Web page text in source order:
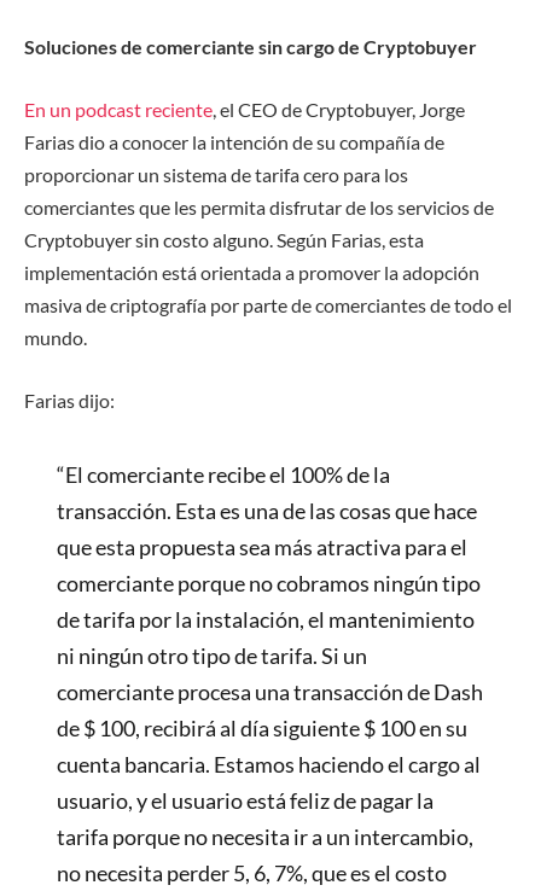
Soluciones de comerciante sin cargo de Cryptobuyer
En un podcast reciente, el CEO de Cryptobuyer, Jorge
Farias dio a conocer la intención de su compañía de
proporcionar un sistema de tarifa cero para los
comerciantes que les permita disfrutar de los servicios de
Cryptobuyer sin costo alguno. Según Farias, esta
implementación está orientada a promover la adopción
masiva de criptografía por parte de comerciantes de todo el
mundo.
Farias dijo:
“El comerciante recibe el 100% de la
transacción. Esta es una de las cosas que hace
que esta propuesta sea más atractiva para el
comerciante porque no cobramos ningún tipo
de tarifa por la instalación, el mantenimiento
ni ningún otro tipo de tarifa. Si un
comerciante procesa una transacción de Dash
de $ 100, recibirá al día siguiente $ 100 en su
cuenta bancaria. Estamos haciendo el cargo al
usuario, y el usuario está feliz de pagar la
tarifa porque no necesita ir a un intercambio,
no necesita perder 5, 6, 7%, que es el costo